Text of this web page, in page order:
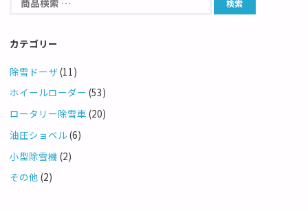
カテゴリー
除雪ドーザ(11)
ホイールローダー (53)
ロータリー除雪車 (20)
油圧ショベル(6)
小型除雪機 (2)
その他 (2)